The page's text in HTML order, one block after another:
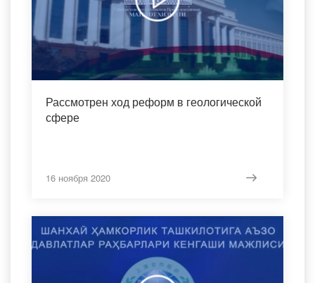
Рассмотрен ход реформ в геологической
сфере
16 ноября 2020